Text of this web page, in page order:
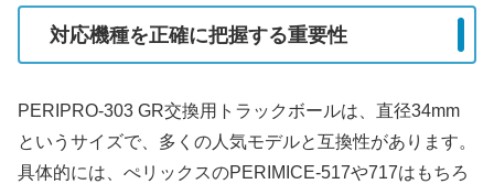
対応機種を正確に把握する重要性
PERIPRO-303 GR交換用トラックボールは、直径34mm
というサイズで、多くの人気モデルと互換性があります。
具体的には、ぺリックスのPERIMICE-517や717はもちろ